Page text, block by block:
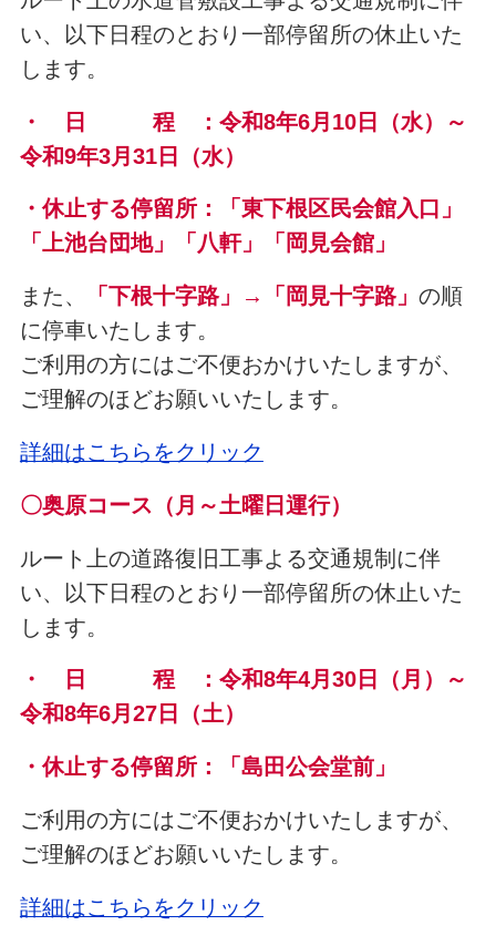
い、以下日程のとおり一部停留所の休止いた
します。
・ 日 程 ：令和8年6月10日（水）～
令和9年3月31日（水）
・休止する停留所：「東下根区民会館入口」
「上池台団地」「八軒」「岡見会館」
また、 「下根十字路」→「岡見十字路」 の順
に停車いたします。
ご利用の方にはご不便おかけいたしますが、
ご理解のほどお願いいたします。
詳細はこちらをクリック
〇奥原コース（月～土曜日運行）
ルート上の道路復旧工事よる交通規制に伴
い、以下日程のとおり一部停留所の休止いた
します。
・ 日 程 ：令和8年4月30日（月 ）～
令和8年6月27日（土）
・休止する停留所：「島田公会堂前」
ご利用の方にはご不便おかけいたしますが、
ご理解のほどお願いいたします。
詳細はこちらをクリック